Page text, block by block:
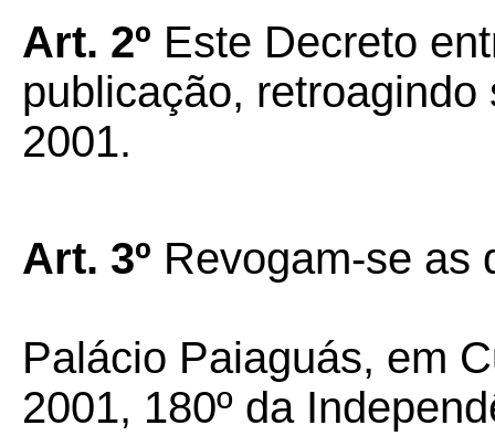
Art. 2º Este Decreto
publicação,
2001.
Art. 3º Revogam-se as
Palácio Paiaguás, em
2001, 180º da